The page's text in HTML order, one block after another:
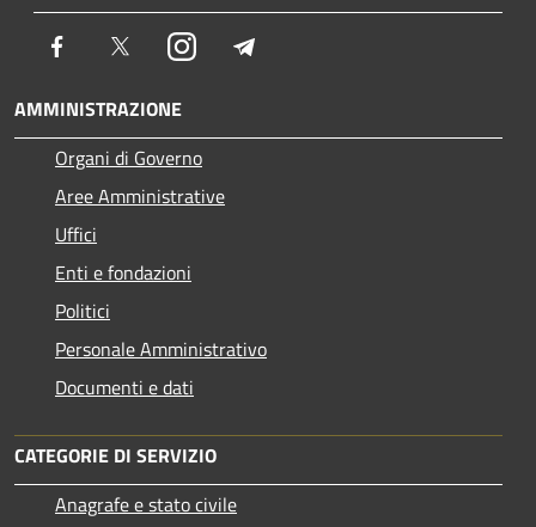
Facebook TwitterInstagram
AMMINISTRAZIONE
Organi di Governo
Aree Amministrative
Uffici
Enti e fondazioni
Politici
Personale Amministrativo
Documenti e dati
CATEGORIE DI SERVIZIO
Anagrafe e stato civile